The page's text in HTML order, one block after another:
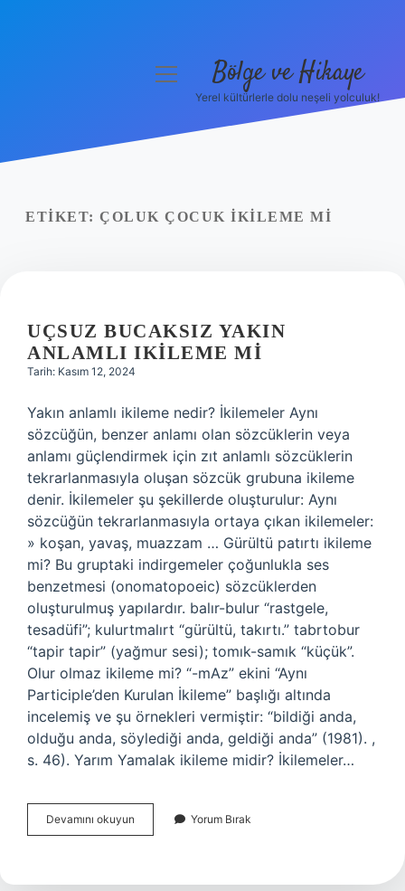
Yasal Uyarı
menüyü
Bölge ve Hikaye
Yerel kültürlerle dolu neşeli yolculuk!
ETIKET: ÇOLUK ÇOCUK IKILEME MI
UÇSUZ BUCAKSIZ YAKIN
ANLAMLI IKILEME MI
Tarih: Kasım 12, 2024
Yakın anlamlı ikileme nedir? İkilemeler Aynı
sözcüğün, benzer anlamı olan sözcüklerin veya
anlamı güçlendirmek için zıt anlamlı sözcüklerin
tekrarlanmasıyla oluşan sözcük grubuna ikileme
denir. İkilemeler şu şekillerde oluşturulur: Aynı
sözcüğün tekrarlanmasıyla ortaya çıkan ikilemeler:
» koşan, yavaş, muazzam … Gürültü patırtı ikileme
mi? Bu gruptaki indirgemeler çoğunlukla ses
benzetmesi (onomatopoeic) sözcüklerden
oluşturulmuş yapılardır. balır-bulur “rastgele,
tesadüfi”; kulurtmalırt “gürültü, takırtı.” tabrtobur
“tapir tapir” (yağmur sesi); tomık-samık “küçük”.
Olur olmaz ikileme mi? “-mAz” ekini “Aynı
Participle’den Kurulan İkileme” başlığı altında
incelemiş ve şu örnekleri vermiştir: “bildiği anda,
olduğu anda, söylediği anda, geldiği anda” (1981). ,
s. 46). Yarım Yamalak ikileme midir? İkilemeler…
Devamını okuyun
Bucaksız
Ikileme
Yorum Bırak